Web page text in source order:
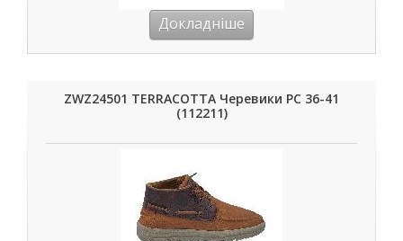
Докладніше
ZWZ24501 TERRACOTTA Черевики РС 36-41
(112211)